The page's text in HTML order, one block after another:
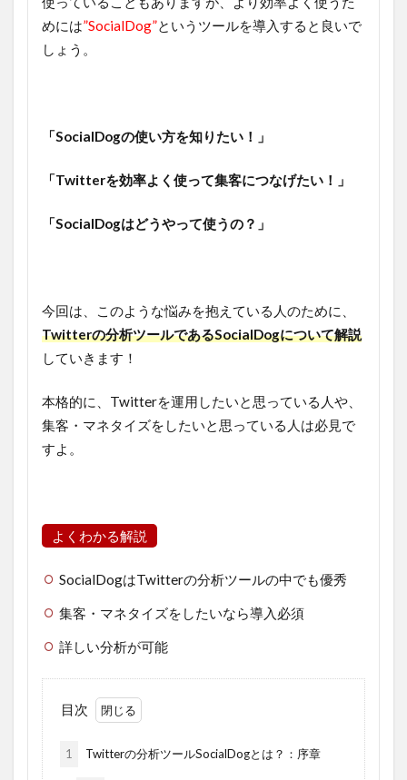
めには”SocialDog”というツールを導入すると良いで
しょう。
「SocialDogの使い方を知りたい！」
「Twitterを効率よく使って集客につなげたい！」
「SocialDogはどうやって使うの？」
今回は、このような悩みを抱えている人のために、
Twitterの分析ツールであるSocialDogについて解説
していきます！
本格的に、Twitterを運用したいと思っている人や、
集客・マネタイズをしたいと思っている人は必見で
すよ。
よくわかる解説
SocialDogはTwitterの分析ツールの中でも優秀
集客・マネタイズをしたいなら導入必須
詳しい分析が可能
目次
1 Twitterの分析ツールSocialDogとは？：序章